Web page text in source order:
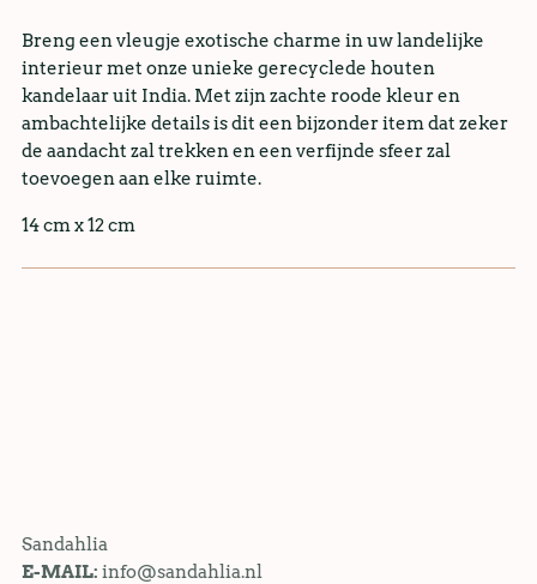
Breng een vleugje exotische charme in uw landelijke
interieur met onze unieke gerecyclede houten
kandelaar uit India. Met zijn zachte roode kleur en
ambachtelijke details is dit een bijzonder item dat zeker
de aandacht zal trekken en een verfijnde sfeer zal
toevoegen aan elke ruimte.
14 cm x 12 cm
Sandahlia
E-MAIL: info@sandahlia.nl